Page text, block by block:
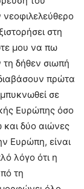
στη
μου να πω
δήθεν σιωπή
πρώτα
σε
Eυρώπης όσο
και δύο αιώνες
Eυρώπη, είναι
λόγο ότι η
τη